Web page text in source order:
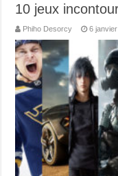
10 jeux
Phiho Desorcy 6